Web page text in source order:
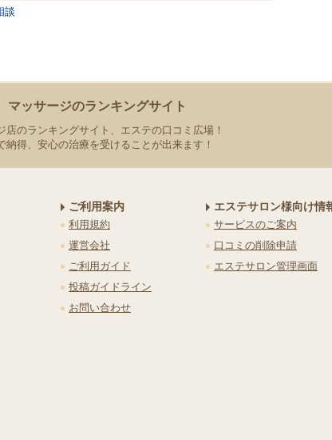
談
マッサージのランキングサイト
のランキングサイト、エステの口コミ広場！
得、安心の治療を受けることが出来ます！
ご利用案内
利用規約
運営会社
ご利用ガイド
投稿ガイドライン
お問い合わせ
エステサロン様向け情
サービスのご案内
口コミの削除申請
エステサロン管理画面